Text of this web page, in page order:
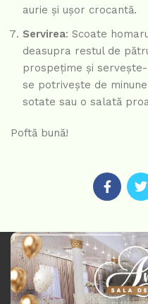
aurie și ușor crocantă.
Servirea: Scoate
deasupra restul de
prospețime și
se potrivește de
sotate sau o salată
Poftă bună!